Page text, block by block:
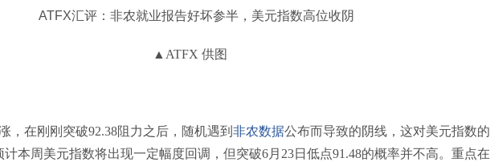
▲ATFX 供图
，在刚刚突破92.38阻力之后，随机遇到 非农数据公布而导致的阴线，这对美元指数的
本周美元指数将出现一定幅度回调，但突破6月23日低点91.48的概率并不高。重点在